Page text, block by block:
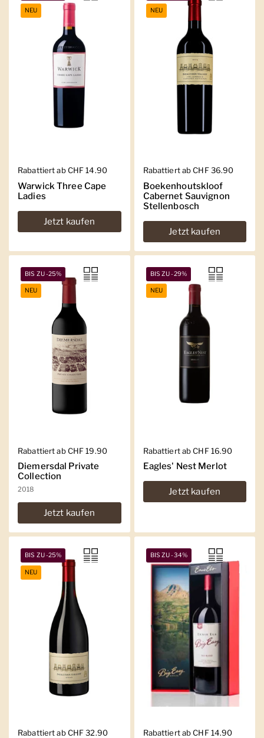
Regulärer Preis
Rabattiert ab CHF 14.90
Warwick Three Cape
Ladies
Jetzt kaufen
NEU
Regulärer Preis
Rabattiert ab CHF 36.90
Boekenhoutskloof
Cabernet Sauvignon
Stellenbosch
Jetzt kaufen
NEU
Regulärer Preis
Rabattiert ab CHF 19.90
Diemersdal Private
Collection
2018
Jetzt kaufen
BIS ZU -25%
NEU
Regulärer Preis
Rabattiert ab CHF 16.90
Eagles' Nest Merlot
Jetzt kaufen
BIS ZU -29%
NEU
Regulärer Preis
Rabattiert ab CHF 32.90
BIS ZU -25%
NEU
Regulärer Preis
Rabattiert ab CHF 14.90
BIS ZU -34%